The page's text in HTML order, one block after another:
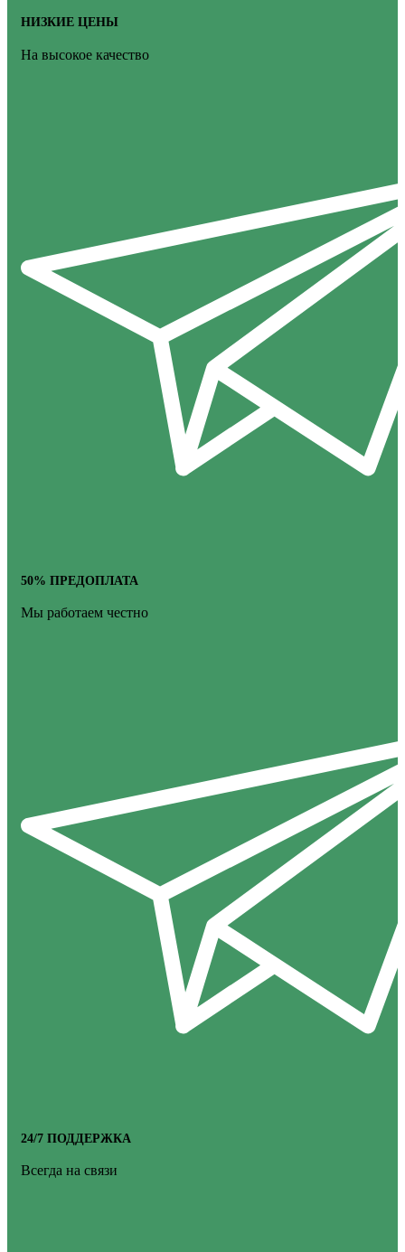
НИЗКИЕ ЦЕНЫ
На высокое качество
50% ПРЕДОПЛАТА
Мы работаем честно
24/7 ПОДДЕРЖКА
Всегда на связи